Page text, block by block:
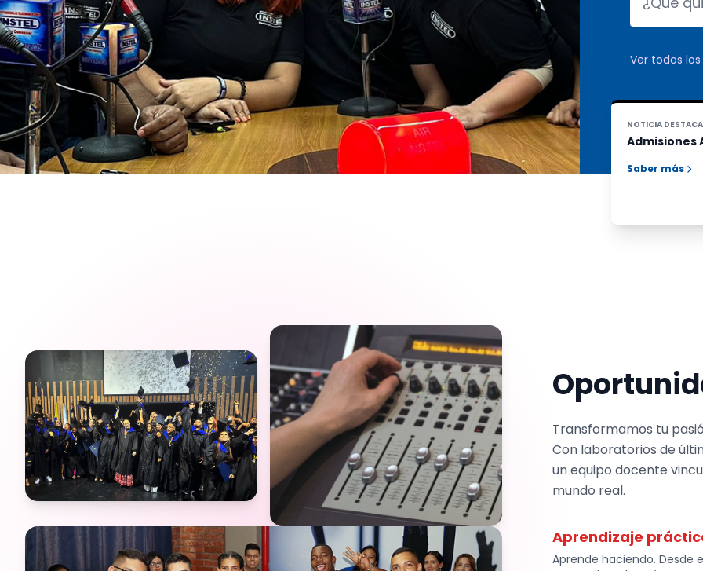
Ver todos
NOTICIA
Admisiones
Saber más
Transformamos tu
Con laboratorios de
un equipo docente
mundo real.
Aprendizaje
Aprende haciendo. Desde